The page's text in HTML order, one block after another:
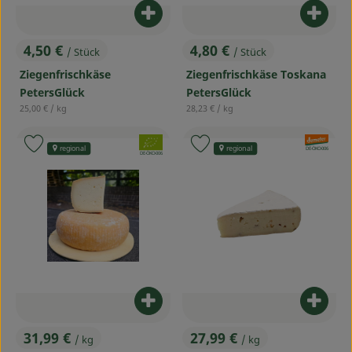
, Preis:
4,50 € / Stück
Ziegenfrischkäse
PetersGlück
, Referenzpreis:
25,00 € / kg
Produkt zum Warenkorb
, Preis:
4,80 € / Stück
Ziegenfrischkäse Toskana
PetersGlück
, Referenzpreis:
28,23 € / kg
, Preis:
31,99 € / kg
Produkt zum Warenkorb
, Verband:
, Kontrollstelle:
DE-ÖKO-006
regional
Produkt zu Favouriten hinzufügen
, Preis:
27,99 € / kg
, Verband:
, Kontrollstelle:
DE-ÖKO-006
regional
Produkt zu Favouriten